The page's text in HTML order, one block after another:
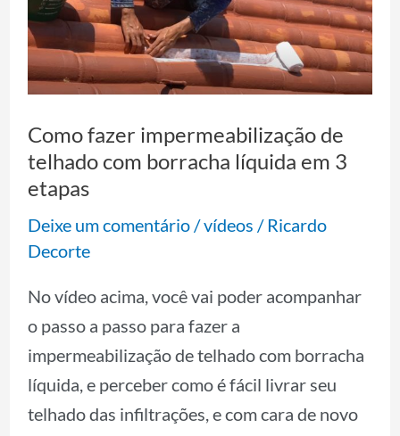
Como fazer impermeabilização de
telhado com borracha líquida em 3
etapas
Deixe um comentário /vídeos / Ricardo
Decorte
No vídeo acima, você vai poder acompanhar
o passo a passo para fazer a
impermeabilização de telhado com borracha
líquida, e perceber como é fácil livrar seu
telhado das infiltrações, e com cara de novo
de
telhado
com
líquida
em
3
etapas